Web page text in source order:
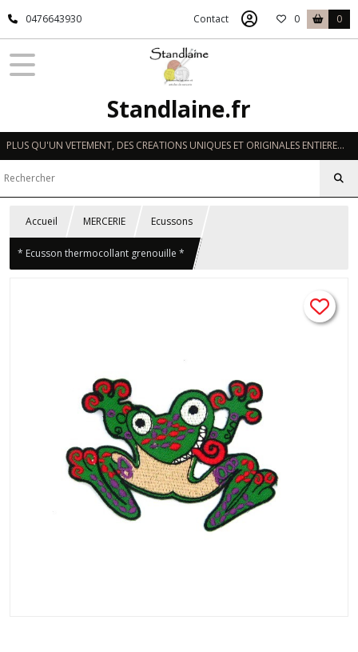
0476643930 Contact 0 0
Standlaine.fr
PLUS QU'UN VETEMENT, DES CREATIONS UNIQUES ET ORIGINALES ENTIEREMENT REALISEES A LA MAIN EN FRANCE
Accueil MERCERIE Ecussons
* Ecusson thermocollant grenouille *